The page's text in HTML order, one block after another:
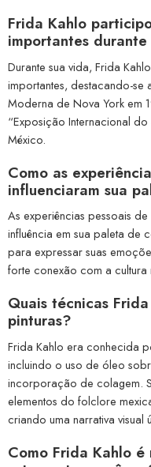
Frida Kahlo
importantes
Durante sua vida, Frida
importantes, destacando-se
Moderna de Nova York em
“Exposição Internacional
México.
Como as
influenciaram sua
As experiências pessoais
influência em sua paleta de
para expressar suas
forte conexão com a cultura
Quais técnicas
pinturas?
Frida Kahlo era conhecida
incluindo o uso de óleo
incorporação de colagem.
elementos do folclore
criando uma narrativa visual
Como Frida Kahlo